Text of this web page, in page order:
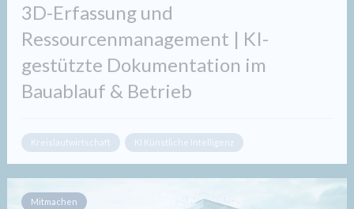
3D-Erfassung und
Ressourcenmanagement | KI-
gestützte Dokumentation im
Bauablauf & Betrieb
Kreislaufwirtschaft KI Künstliche Intelligenz
Mitmachen